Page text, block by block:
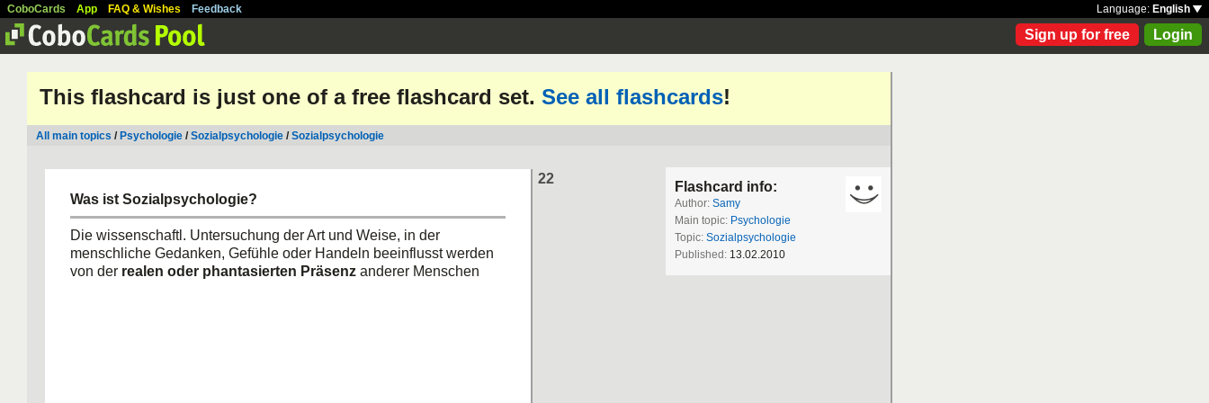
CoboCards App FAQ & Wishes Feedback Language: English
Sign up for free Login
This flashcard is just one of a free flashcard set. See all flashcards!
All main topics / Psychologie /Sozialpsychologie /Sozialpsychologie
22
Was ist Sozialpsychologie?
Die wissenschaftl. Untersuchung der Art und Weise, in der
menschliche Gedanken, Gefühle oder Handeln beeinflusst werden
von der realen oder phantasierten Präsenz anderer Menschen
Flashcard info:
Author: Samy
Main topic: Psychologie
Topic: Sozialpsychologie
Published: 13.02.2010